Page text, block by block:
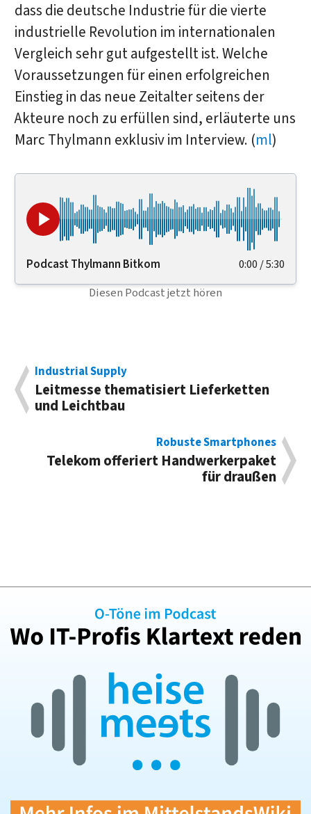
dass die deutsche Industrie für die vierte
industrielle Revolution im internationalen
Vergleich sehr gut aufgestellt ist. Welche
Voraussetzungen für einen erfolgreichen
Einstieg in das neue Zeitalter seitens der
Akteure noch zu erfüllen sind, erläuterte uns
Marc Thylmann exklusiv im Interview. (ml)
Podcast Thylmann Bitkom 0:00/5:30
Diesen Podcast jetzt hören
Industrial Supply
Leitmesse thematisiert Lieferketten
und Leichtbau
Robuste Smartphones
Telekom offeriert Handwerkerpaket
für draußen